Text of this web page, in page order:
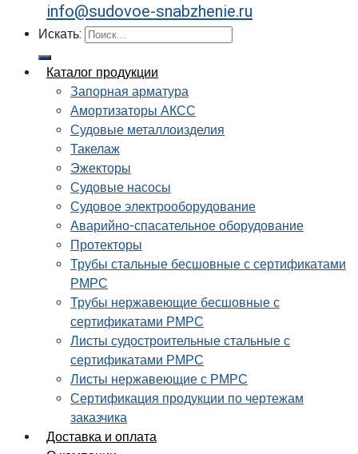
info@sudovoe-snabzhenie.ru
Искать:
Каталог продукции
Запорная арматура
Амортизаторы АКСС
Судовые металлоизделия
Такелаж
Эжекторы
Судовые насосы
Судовое электрооборудование
Аварийно-спасательное оборудование
Протекторы
Трубы стальные бесшовные с сертификатами
РМРС
Трубы нержавеющие бесшовные с
сертификатами РМРС
Листы судостроительные стальные с
сертификатами РМРС
Листы нержавеющие с РМРС
Сертификация продукции по чертежам
заказчика
Доставка и оплата